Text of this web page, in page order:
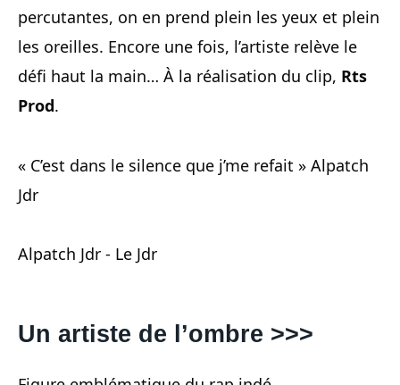
percutantes, on en prend plein les yeux et plein
les oreilles. Encore une fois, l’artiste relève le
défi haut la main… À la réalisation du clip, Rts
Prod.
« C’est dans le silence que j’me refait » Alpatch
Jdr
Alpatch Jdr - Le Jdr
Un artiste de l’ombre >>>